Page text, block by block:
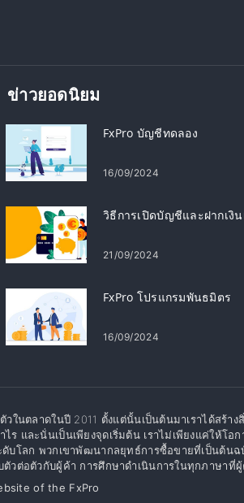
ข่าวยอดนิยม
FxPro บัญชีทดลอง
16/09/2024
วิธีการเปิดบัญชีและฝากเงิน
21/09/2024
FxPro โปรแกรมพันธมิตร
16/09/2024
วในตลาดในปี 2011 ตั้งแต่นั้นเป็นต้นมาเราได้สร้
ร และนั่นเป็นเพียงจุดเริ่มต้น เราไม่เพียงแค่ให้โอ
ดับโลก พวกเขาพัฒนากลยุทธ์การซื้อขายที่เป็นต้น
ตัวต่อตัวกับผู้ค้า การศึกษาดำเนินการในทุกภาษาที่ผู้
of the FxPro